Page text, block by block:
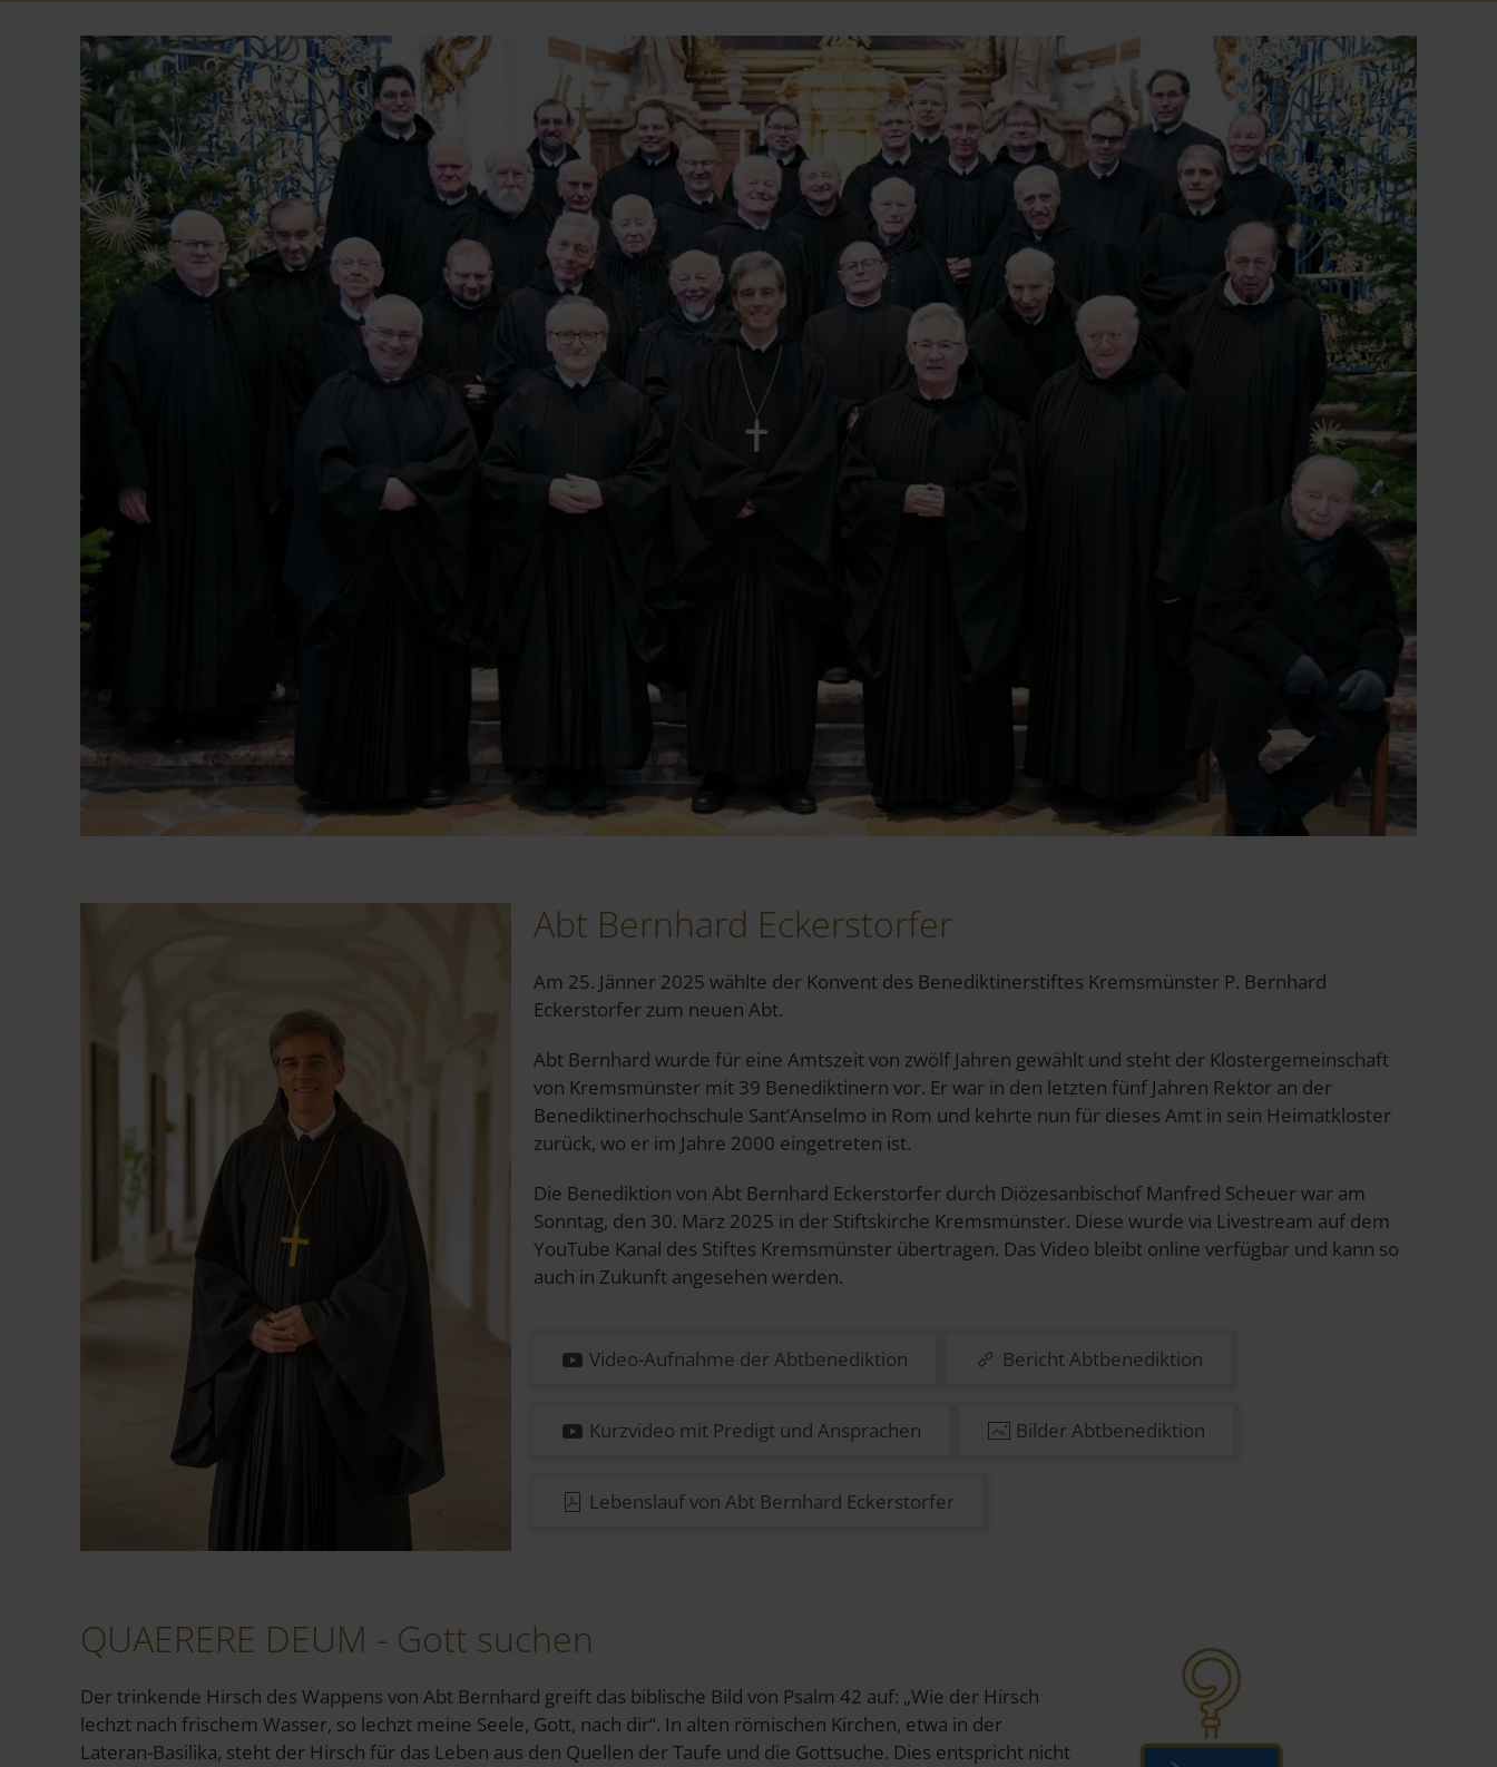
Abt Bernhard Eckerstorfer
Am 25. Jänner 2025 wählte der Konvent des Benediktinerstiftes Kremsmünster P. Bernhard
Eckerstorfer zum neuen Abt.
Abt Bernhard wurde für eine Amtszeit von zwölf Jahren gewählt und steht der Klostergemeinschaft
von Kremsmünster mit 39 Benediktinern vor. Er war in den letzten fünf Jahren Rektor an der
Benediktinerhochschule Sant’Anselmo in Rom und kehrte nun für dieses Amt in sein Heimatkloster
zurück, wo er im Jahre 2000 eingetreten ist.
Die Benediktion von Abt Bernhard Eckerstorfer durch Diözesanbischof Manfred Scheuer war am
Sonntag, den 30. März 2025 in der Stiftskirche Kremsmünster. Diese wurde via Livestream auf dem
YouTube Kanal des Stiftes Kremsmünster übertragen. Das Video bleibt online verfügbar und kann so
auch in Zukunft angesehen werden.
Video-Aufnahme der Abtbenediktion Bericht Abtbenediktion
Kurzvideo mit Predigt und Ansprachen Bilder Abtbenediktion
Lebenslauf von Abt Bernhard Eckerstorfer
QUAERERE DEUM - Gott suchen
Der trinkende Hirsch des Wappens von Abt Bernhard greift das biblische Bild von Psalm 42 auf: „Wie der Hirsch
lechzt nach frischem Wasser, so lechzt meine Seele, Gott, nach dir“. In alten römischen Kirchen, etwa in der
Lateran-Basilika, steht der Hirsch für das Leben aus den Quellen der Taufe und die Gottsuche. Dies entspricht nicht